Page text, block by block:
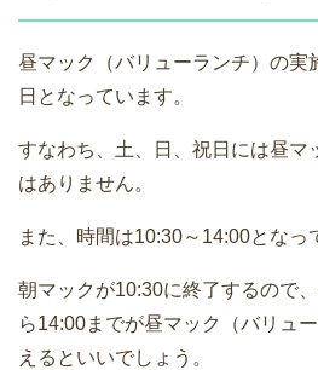
昼マック（バリューランチ）の実
日となっています。
すなわち、土、日、祝日には昼マ
はありません。
また、時間は10:30～14:00となっ
朝マックが10:30に終了するので
ら14:00までが昼マック（バリュ
えるといいでしょう。